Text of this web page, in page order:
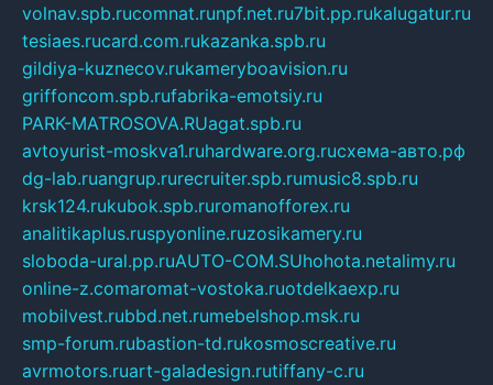
volnav.spb.rucomnat.runpf.net.ru7bit.pp.rukalugatur.ru
tesiaes.rucard.com.rukazanka.spb.ru
gildiya-kuznecov.rukameryboavision.ru
griffoncom.spb.rufabrika-emotsiy.ru
PARK-MATROSOVA.RUagat.spb.ru
avtoyurist-moskva1.ruhardware.org.ruсхема-авто.рф
dg-lab.ruangrup.rurecruiter.spb.rumusic8.spb.ru
krsk124.rukubok.spb.ruromanofforex.ru
analitikaplus.ruspyonline.ruzosikamery.ru
sloboda-ural.pp.ruAUTO-COM.SUhohota.netalimy.ru
online-z.comaromat-vostoka.ruotdelkaexp.ru
mobilvest.rubbd.net.rumebelshop.msk.ru
smp-forum.rubastion-td.rukosmoscreative.ru
avrmotors.ruart-galadesign.rutiffany-c.ru